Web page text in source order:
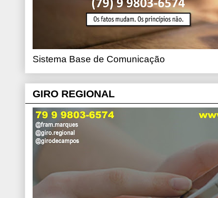
Sistema Base de Comunicação
GIRO REGIONAL